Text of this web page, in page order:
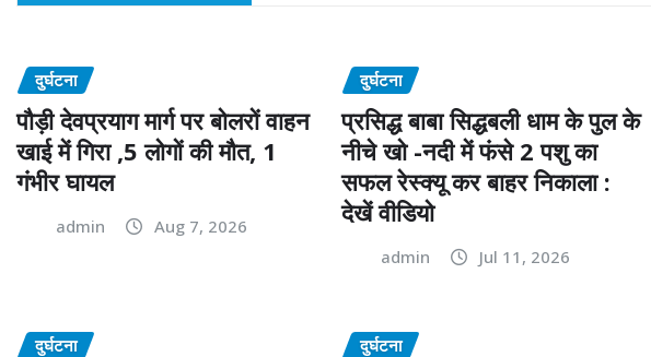
दुर्घटना
पौड़ी देवप्रयाग मार्ग पर बोलरों वाहन
खाई में गिरा ,5 लोगों की मौत, 1
गंभीर घायल
admin Aug 7, 2026
दुर्घटना
प्रसिद्ध बाबा सिद्धबली धाम के पुल के
नीचे खो -नदी में फंसे 2 पशु का
सफल रेस्क्यू कर बाहर निकाला :
देखें वीडियो
admin Jul 11, 2026
दुर्घटना दुर्घटना